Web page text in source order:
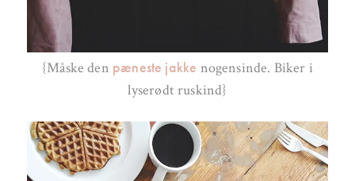
{Måske den pæneste jakke nogensinde. Biker i
lyserødt ruskind}